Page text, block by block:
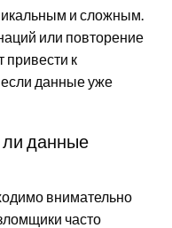
и сложным.
или повторение
привести к
данные уже
ли данные
внимательно
часто